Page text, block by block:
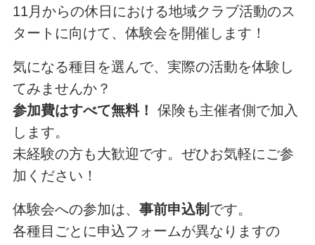
11月からの休日における地域クラブ活動のス
タートに向けて、体験会を開催します！
気になる種目を選んで、実際の活動を体験し
てみませんか？
参加費はすべて無料！
保険も主催者側で加入
します。
未経験の方も大歓迎です。ぜひお気軽にご参
加ください！
体験会への参加は、 事前申込制 です。
各種目ごとに申込フォームが異なりますの